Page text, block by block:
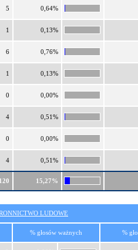
5 0,64%
1 0,13%
6 0,76%
1 0,13%
0 0,00%
4 0,51%
0 0,00%
4 0,51%
120 15,27%
LUDOWE
% głosów ważnych %